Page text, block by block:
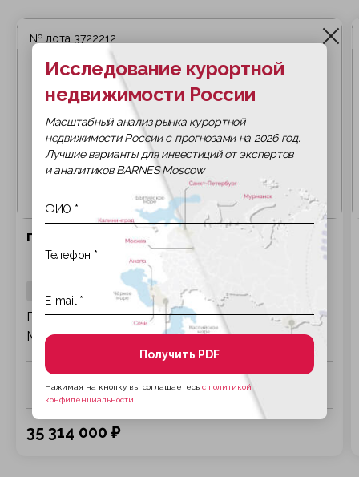
№ лота 3722212
продажа Marrakech
Продается исключительная вилла в Пальмерии
Марракеш.
Комнат
6.0000
Спален
5
С/у Этаж
35 314 000 ₽
Исследование курортной
недвижимости России
Масштабный анализ рынка курортной
недвижимости России с прогнозами на 2026 год.
Лучшие варианты для инвестиций от экспертов
и аналитиков BARNES Moscow
Получить PDF
Нажимая на кнопку вы соглашаетесь с политикой
конфиденциальности.